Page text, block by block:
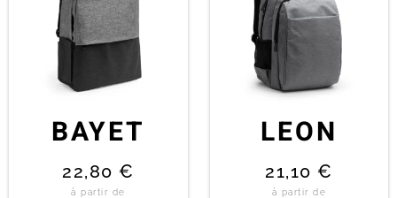
BAYET
22,80 €
à partir de
LEON
21,10 €
à partir de